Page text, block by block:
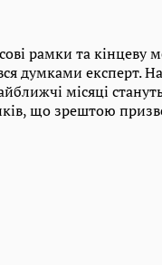
рамки та кінцеву
думками експерт.
місяці
що зрештою